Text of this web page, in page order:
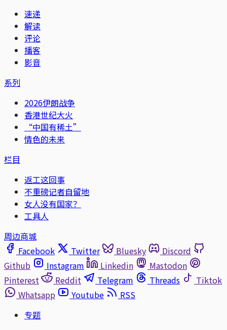
速递
解读
评论
播客
影音
系列
2026伊朗战争
香港世纪大火
“中国有稀土”
情色的未来
栏目
返工这回事
不重磅记者自留地
女人没有国家？
工具人
周边商城
Facebook
Twitter Bluesky
Discord
Github
Instagram Linkedin
Mastodon
Pinterest
Reddit Telegram Threads
Tiktok
Whatsapp
Youtube
RSS
专题